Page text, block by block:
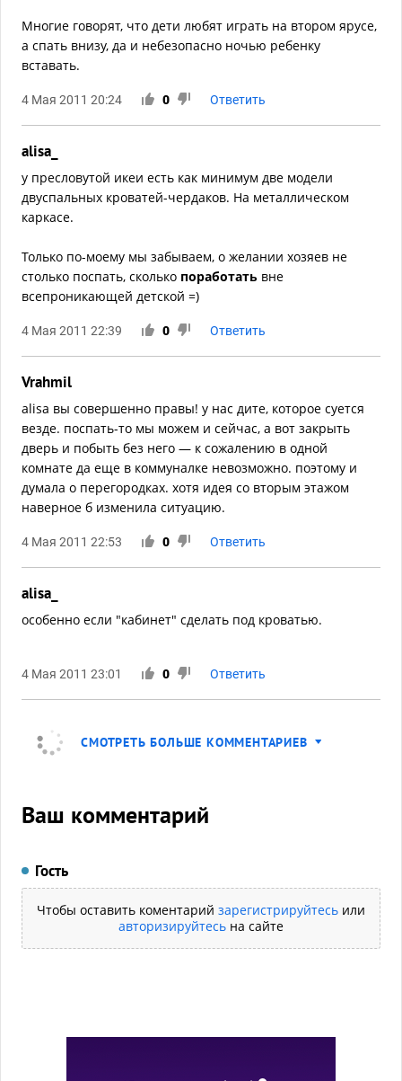
Многие говорят, что дети любят играть на втором ярусе,
а спать внизу, да и небезопасно ночью ребенку
вставать.
4 Мая 2011 20:24 0 Ответить
alisa_
у пресловутой икеи есть как минимум две модели
двуспальных кроватей-чердаков. На металлическом
каркасе.
Только по-моему мы забываем, о желании хозяев не
столько поспать, сколько поработать вне
всепроникающей детской =)
4 Мая 2011 22:39 0 Ответить
Vrahmil
alisa вы совершенно правы! у нас дите, которое суется
везде. поспать-то мы можем и сейчас, а вот закрыть
дверь и побыть без него — к сожалению в одной
комнате да еще в коммуналке невозможно. поэтому и
думала о перегородках. хотя идея со вторым этажом
наверное б изменила ситуацию.
4 Мая 2011 22:53 0 Ответить
alisa_
особенно если "кабинет" сделать под кроватью.
4 Мая 2011 23:01 0 Ответить
СМОТРЕТЬ БОЛЬШЕ КОММЕНТАРИЕВ
Ваш комментарий
Гость
Чтобы оставить коментарий зарегистрируйтесь или
авторизируйтесь на сайте